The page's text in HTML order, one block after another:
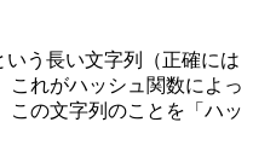
いう長い文字列（正確には
これがハッシュ関数によっ
この文字列のことを「ハッ